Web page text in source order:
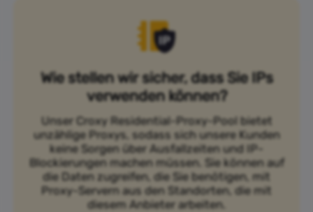
Wie stellen wir sicher, dass Sie IPs
verwenden können?
Unser Croxy Residential-Proxy-Pool bietet
unzählige Proxys, sodass sich unsere Kunden
keine Sorgen über Ausfallzeiten und IP-
Blockierungen machen müssen. Sie können auf
die Daten zugreifen, die Sie benötigen, mit
Proxy-Servern aus den Standorten, die mit
diesem Anbieter arbeiten.